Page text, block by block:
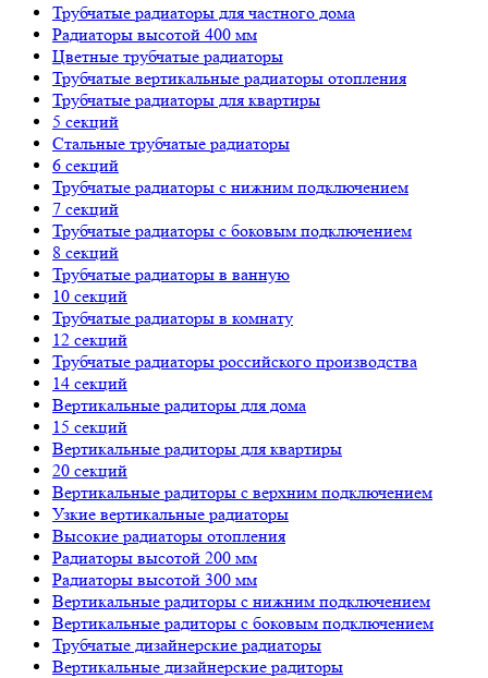
Трубчатые радиаторы для частного дома
Радиаторы высотой 400 мм
Цветные трубчатые радиаторы
Трубчатые вертикальные радиаторы отопления
Трубчатые радиаторы для квартиры
5 секций
Стальные трубчатые радиаторы
6 секций
Трубчатые радиаторы с нижним подключением
7 секций
Трубчатые радиаторы с боковым подключением
8 секций
Трубчатые радиаторы в ванную
10 секций
Трубчатые радиаторы в комнату
12 секций
Трубчатые радиаторы российского производства
14 секций
Вертикальные радиторы для дома
15 секций
Вертикальные радиторы для квартиры
20 секций
Вертикальные радиторы с верхним подключением
Узкие вертикальные радиаторы
Высокие радиаторы отопления
Радиаторы высотой 200 мм
Радиаторы высотой 300 мм
Вертикальные радиторы с нижним подключением
Вертикальные радиторы с боковым подключением
Трубчатые дизайнерские радиаторы
Вертикальные дизайнерские радиторы